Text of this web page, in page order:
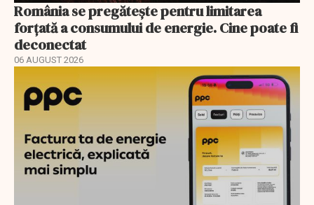
România se pregătește pentru limitarea
forțată a consumului de energie. Cine poate fi
deconectat
06 AUGUST 2026